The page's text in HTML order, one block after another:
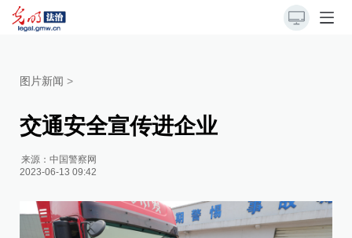
图片新闻 >
交通安全宣传进企业
来源：中国警察网
2023-06-13 09:42